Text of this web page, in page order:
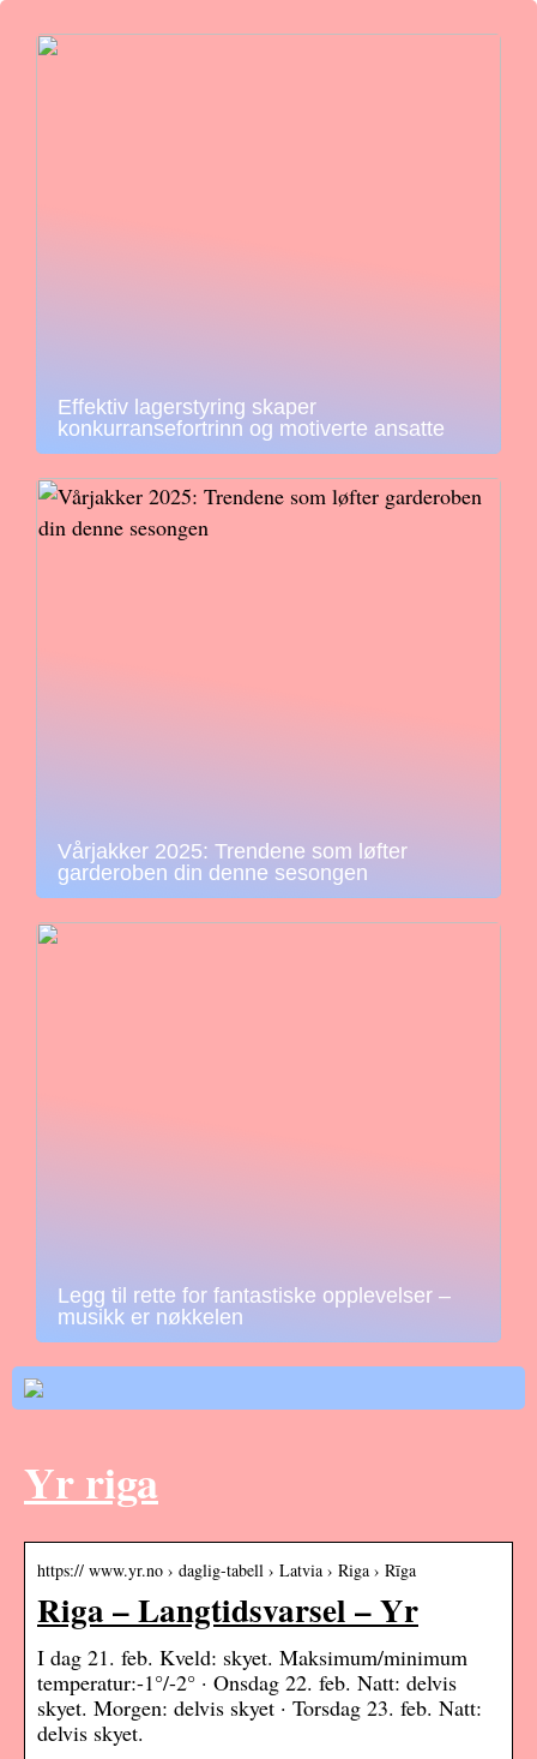
Effektiv lagerstyring skaper
konkurransefortrinn og motiverte ansatte
Vårjakker 2025: Trendene som løfter
garderoben din denne sesongen
Legg til rette for fantastiske opplevelser –
musikk er nøkkelen
Yr riga
https:// www.yr.no › daglig-tabell › Latvia › Riga › Rīga
Riga – Langtidsvarsel – Yr
I dag 21. feb. Kveld: skyet. Maksimum/minimum
temperatur:-1°/-2° · Onsdag 22. feb. Natt: delvis
skyet. Morgen: delvis skyet · Torsdag 23. feb. Natt:
delvis skyet.